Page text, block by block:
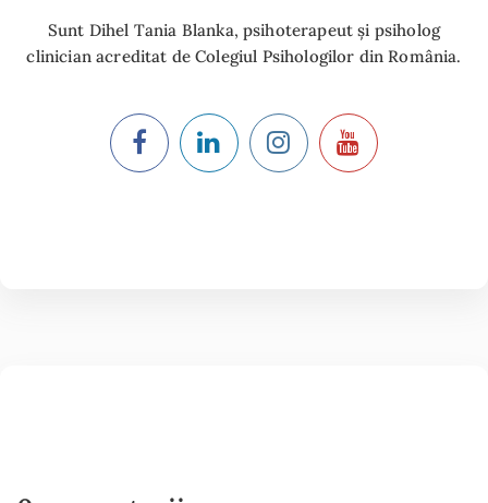
Sunt Dihel Tania Blanka, psihoterapeut și psiholog
clinician acreditat de Colegiul Psihologilor din România.